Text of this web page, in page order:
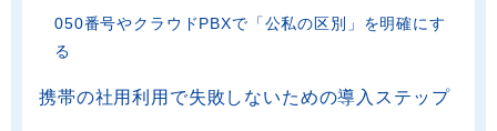
050番号やクラウドPBXで「公私の区別」を明確にす
る
携帯の社用利用で失敗しないための導入ステップ